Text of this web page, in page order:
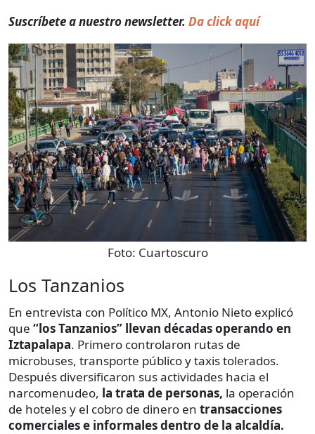
Suscríbete a nuestro newsletter. Da click aquí
Foto: Cuartoscuro
Los Tanzanios
En entrevista con Político MX, Antonio Nieto explicó
que “los Tanzanios” llevan décadas operando en
Iztapalapa. Primero controlaron rutas de
microbuses, transporte público y taxis tolerados.
Después diversificaron sus actividades hacia el
narcomenudeo, la trata de personas, la operación
de hoteles y el cobro de dinero en transacciones
comerciales e informales dentro de la alcaldía.